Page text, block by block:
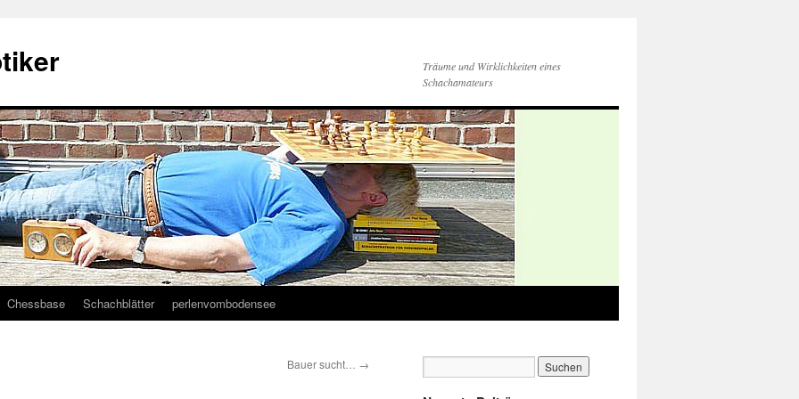
Träume und Wirklichkeiten eines
Schachamateurs
Chessbase Schachblätter perlenvombodensee
Bauer sucht… →